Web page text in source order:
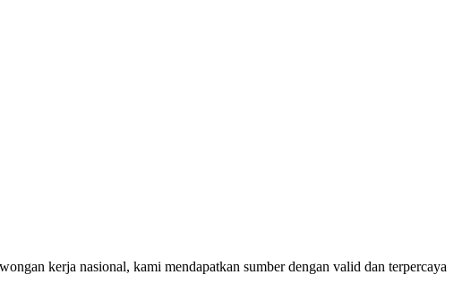
kerja nasional, kami mendapatkan sumber dengan valid dan terpercaya